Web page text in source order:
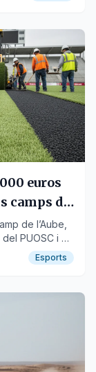
euros
camps de
de l’Aube,
PUOSC i el
Esports